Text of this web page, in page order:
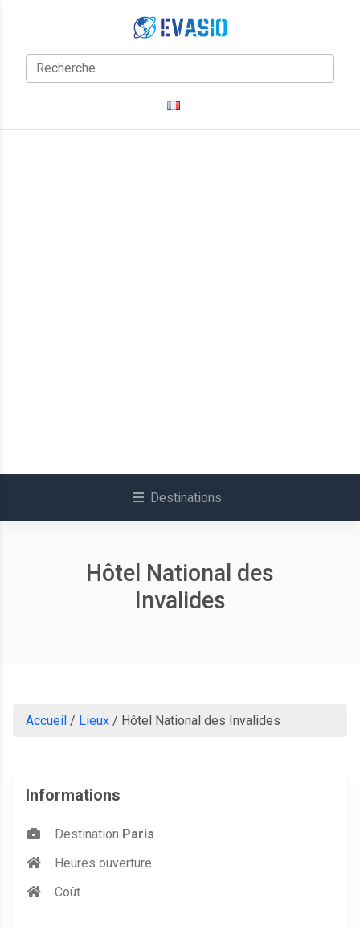
Destinations
Hôtel National des
Invalides
Accueil / Lieux / Hôtel National des Invalides
Informations
Destination Paris
Heures ouverture
Coût